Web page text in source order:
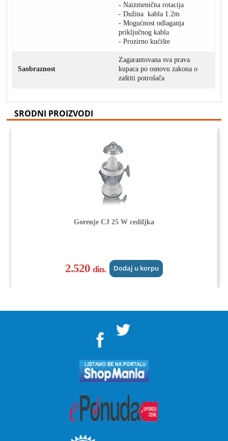
- Naizmenična rotacija
- Dužina kabla 1.2m
- Mogućnost odlaganja
priključnog kabla
- Prozirno kućište
Saobraznost
Zagarantovana sva prava
kupaca po osnovu zakona o
zaštiti potrošača
SRODNI PROIZVODI
Gorenje CJ 25 W cediljka
2.520din. Dodaj u korpu
">